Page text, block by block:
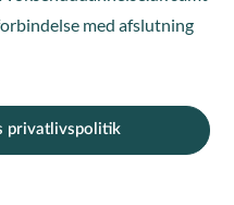
med afslutning
privatlivspolitik